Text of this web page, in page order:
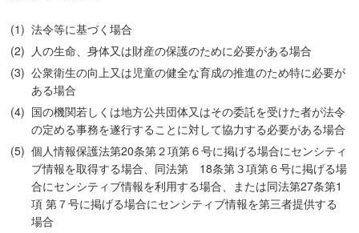
(1) 法令等に基づく場合
(2) 人の生命、身体又は財産の保護のために必要がある場合
(3) 公衆衛生の向上又は児童の健全な育成の推進のため特に必要が
ある場合
(4) 国の機関若しくは地方公共団体又はその委託を受けた者が法令
の定める事務を遂行することに対して協力する必要がある場合
(5) 個人情報保護法第20条第２項第６号に掲げる場合にセンシティ
ブ情報を取得する場合、同法第 18条第３項第６号に掲げる場
合にセンシティブ情報を利用する場合、または同法第27条第1
項 第７号に掲げる場合にセンシティブ情報を第三者提供する
場合